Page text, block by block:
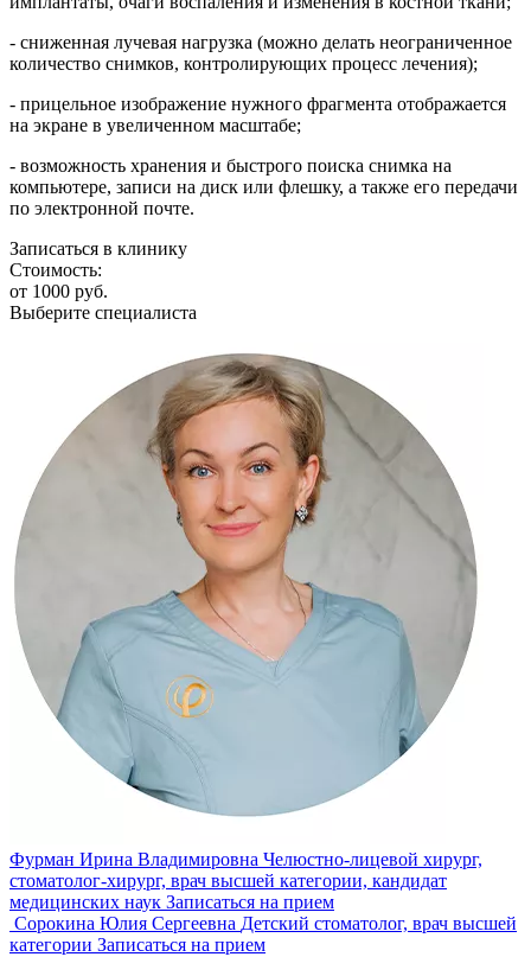
- сниженная лучевая нагрузка (можно делать неограниченное
количество снимков, контролирующих процесс лечения);
- прицельное изображение нужного фрагмента отображается
на экране в увеличенном масштабе;
- возможность хранения и быстрого поиска снимка на
компьютере, записи на диск или флешку, а также его передачи
по электронной почте.
Записаться в клинику
Стоимость:
от 1000 руб.
Выберите специалиста
Фурман Ирина Владимировна Челюстно-лицевой хирург,
стоматолог-хирург, врач высшей категории, кандидат
медицинских наук Записаться на прием
Сорокина Юлия Сергеевна Детский стоматолог, врач высшей
категории Записаться на прием